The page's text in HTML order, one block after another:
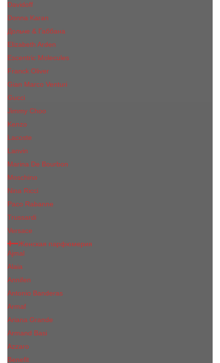
Davidoff
Donna Karan
Дольче & Габбана
Elizabeth Arden
Escentric Molecules
Franck Oliver
Gian Marco Venturi
Gucci
Jimmy Choo
Kenzo
Lacoste
Lanvin
Marina De Bourbon
Moschino
Nina Ricci
Paco Rabanne
Trussardi
Versace
Женская парфюмерия
Ajmal
Alaia
Annifen
Antonio Banderas
Armaf
Ariana Grande
Armand Basi
Azzaro
Benefit